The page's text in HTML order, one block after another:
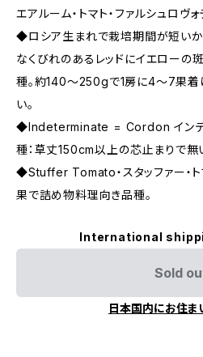
エアルーム・トマト・ファルシュロヴ
◆ロシア生まれで栽培期間が短いか
なくびれのあるレッドにイエローの
種。約140〜250gで1房に4〜7果着
い。
◆Indeterminate = Cordon インデタ
種：草丈150cm以上の芯止まりで無
◆Stuffer Tomato・スタッファー・ト
果で詰め物料理向き品種。
International
Sold
日本国内にお住ま